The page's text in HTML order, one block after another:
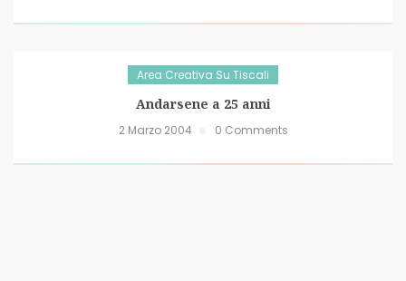
Area Creativa Su Tiscali
Andarsene a 25 anni
2 Marzo 2004 0 Comments